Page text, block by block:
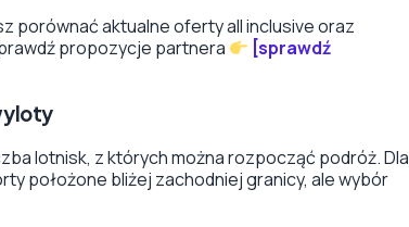
porównać aktualne oferty all inclusive oraz
propozycje partnera
[sprawdź
lotnisk, z których można rozpocząć podróż. Dla
położone bliżej zachodniej granicy, ale wybór